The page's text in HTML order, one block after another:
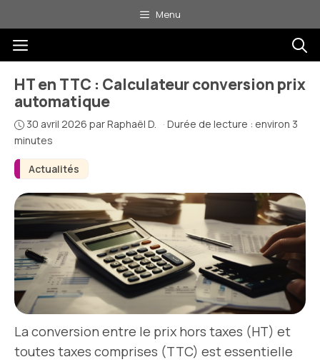
au
contenu
Menu
Menu
Actualités
HT en TTC : Calculateur conversion prix
automatique
30 avril 2026 parRaphaël D. · Durée de lecture : environ 3
minutes
La conversion entre le prix hors taxes (HT) et
toutes taxes comprises (TTC) est essentielle